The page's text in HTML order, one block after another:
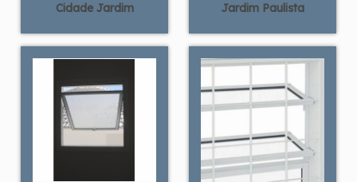
Cidade Jardim
Jardim Paulista